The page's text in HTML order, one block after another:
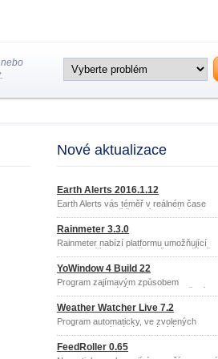
Nové aktualizace
Earth Alerts 2016.1.12
Earth Alerts vás téměř v reálném čase
informuje o zemětřeseních, vlnách
tsunami, erupcích sopek, hurikánech,
záplavách, požárech, sesuvech půdy,
tornádech a dalších přírodních
událostech nebo katastrofách kdekoliv
na světě.
Rainmeter 3.3.0
Rainmeter nabízí platformu umožňující
zobrazit přímo na ploše vašeho počítače
aktuální informace o spotřebě
systémových prostředků nebo další
údaje z vašich online datových zdrojů
(předpovědi počasí, RSS, zprávy
elektronické pošty, apod.
YoWindow 4 Build 22
Program zajímavým způsobem
zobrazuje aktuální informace o počasí ve
vybrané lokalitě téměř kdekoliv na celém
světě (21000 lokalit).
Weather Watcher Live 7.2
Program automaticky, ve zvolených
intervalech, získává aktuální údaje o
počasí, předpovědích počasí na různou
dobu, výstrahy a povětrnostní mapy z
více než 77000 měst na celém světě.
FeedRoller 0.65